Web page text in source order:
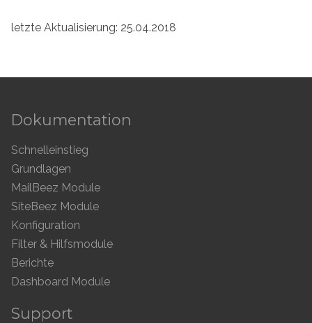
letzte Aktualisierung: 25.04.2018
Dokumentation
Schnelleinstieg
Grundlagen
MailBeez Module
SiteBeez Module
Konfiguration
Filter & Hilfsmodule
Berichte
Dashboard Module
Support